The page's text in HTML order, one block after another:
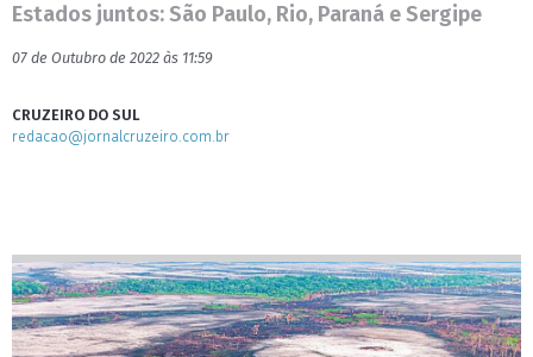
Estados juntos: São Paulo, Rio, Paraná e Sergipe
07 de Outubro de 2022 às 11:59
CRUZEIRO DO SUL
redacao@jornalcruzeiro.com.br